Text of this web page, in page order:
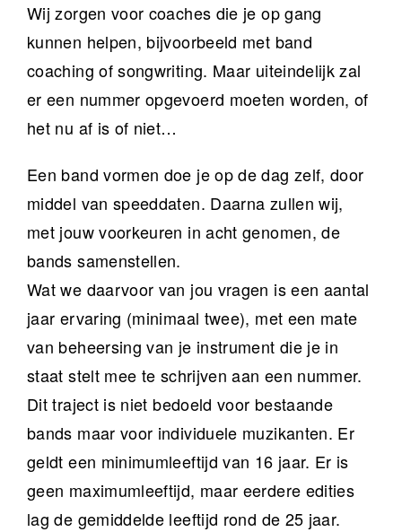
Wij zorgen voor coaches die je op gang
kunnen helpen, bijvoorbeeld met band
coaching of songwriting. Maar uiteindelijk zal
er een nummer opgevoerd moeten worden, of
het nu af is of niet…
Een band vormen doe je op de dag zelf, door
middel van speeddaten. Daarna zullen wij,
met jouw voorkeuren in acht genomen, de
bands samenstellen.
Wat we daarvoor van jou vragen is een aantal
jaar ervaring (minimaal twee), met een mate
van beheersing van je instrument die je in
staat stelt mee te schrijven aan een nummer.
Dit traject is niet bedoeld voor bestaande
bands maar voor individuele muzikanten. Er
geldt een minimumleeftijd van 16 jaar. Er is
geen maximumleeftijd, maar eerdere edities
lag de gemiddelde leeftijd rond de 25 jaar.